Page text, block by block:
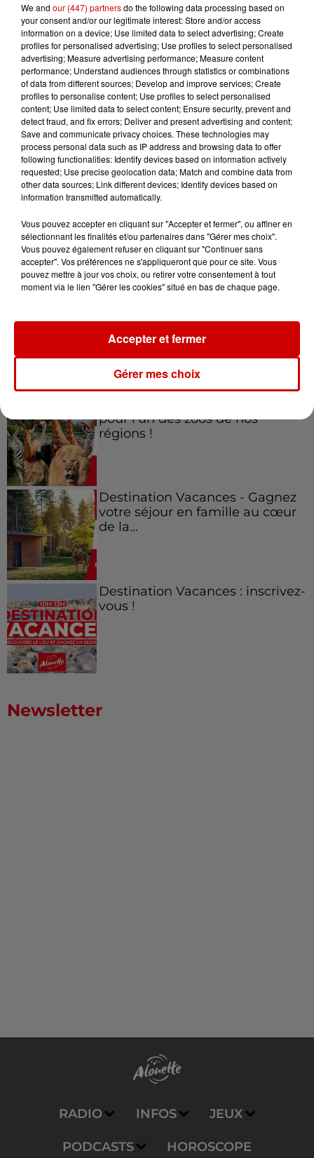
8 août 2026
Cambriolages : plus de 18 000
logements visités en juillet 2026,
en...
7 août 2026
Pape Léon XIV en France : quel
est son programme ?
Jeux Voir plus
festival Marché Gourmand 2026
à Coulon !
pour l'un des zoos de nos
régions !
Destination Vacances - Gagnez
votre séjour en famille au cœur
de la...
Destination Vacances : inscrivez-
vous !
Newsletter
RADIO INFOS JEUX
PODCASTS HOROSCOPE
We and our (447) partnersdo the following data processing based on
your consent and/or our legitimate interest: Store and/or access
information on a device; Use limited data to select advertising; Create
profiles for personalised advertising; Use profiles to select personalised
advertising; Measure advertising performance; Measure content
performance; Understand audiences through statistics or combinations
of data from different sources; Develop and improve services; Create
profiles to personalise content; Use profiles to select personalised
content; Use limited data to select content; Ensure security, prevent and
detect fraud, and fix errors; Deliver and present advertising and content;
Save and communicate privacy choices. These technologies may
process personal data such as IP address and browsing data to offer
following functionalities: Identify devices based on information actively
requested; Use precise geolocation data; Match and combine data from
other data sources; Link different devices; Identify devices based on
information transmitted automatically.
Vous pouvez accepter en cliquant sur "Accepter et fermer", ou affiner en
sélectionnant les finalités et/ou partenaires dans "Gérer mes choix".
Vous pouvez également refuser en cliquant sur "Continuer sans
accepter". Vos préférences ne s'appliqueront que pour ce site. Vous
pouvez mettre à jour vos choix, ou retirer votre consentement à tout
moment via le lien "Gérer les cookies" situé en bas de chaque page.
Gérer mes choix
Accepter et fermer